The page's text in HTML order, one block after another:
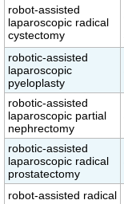
robot-assisted
laparoscopic radical
cystectomy
robotic-assisted
laparoscopic
pyeloplasty
robotic-assisted
laparoscopic partial
nephrectomy
robotic-assisted
laparoscopic radical
prostatectomy
robot-assisted radical